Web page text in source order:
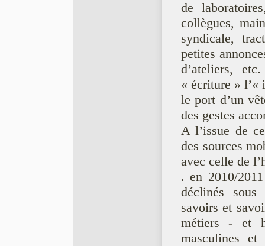
de
collègues,
syndicale,
petites
d’ateliers,
« écriture » l’«
le port d’un
des gestes
A l’issue de
des sources
avec celle de
. en 2010/
déclinés
savoirs et
métiers - et
masculines et